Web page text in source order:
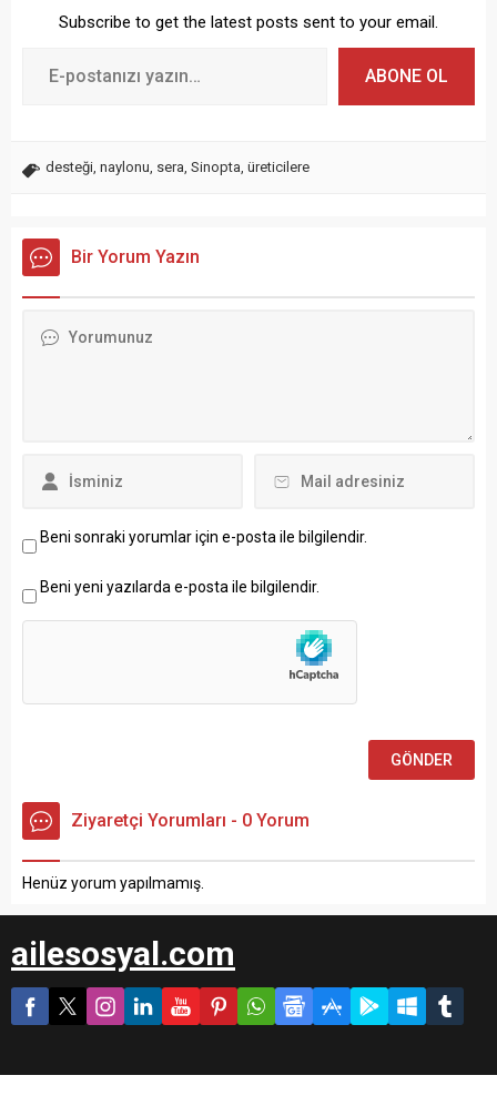
Subscribe to get the latest posts sent to your email.
ABONE OL
desteği, naylonu, sera, Sinopta, üreticilere
Bir Yorum Yazın
Beni sonraki yorumlar için e-posta ile bilgilendir.
Beni yeni yazılarda e-posta ile bilgilendir.
Ziyaretçi Yorumları - 0 Yorum
Henüz yorum yapılmamış.
ailesosyal.com